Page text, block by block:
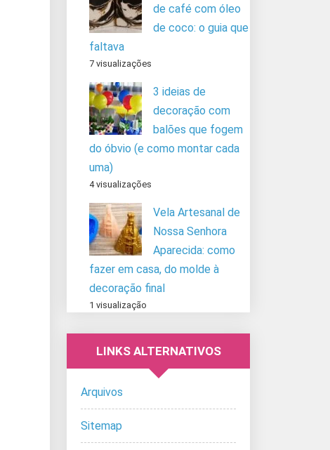
de café com óleo
de coco: o guia que
faltava
7 visualizações
3 ideias de
decoração com
balões que fogem
do óbvio (e como montar cada
uma)
4 visualizações
Vela Artesanal de
Nossa Senhora
Aparecida: como
fazer em casa, do molde à
decoração final
1 visualização
LINKS ALTERNATIVOS
Arquivos
Sitemap